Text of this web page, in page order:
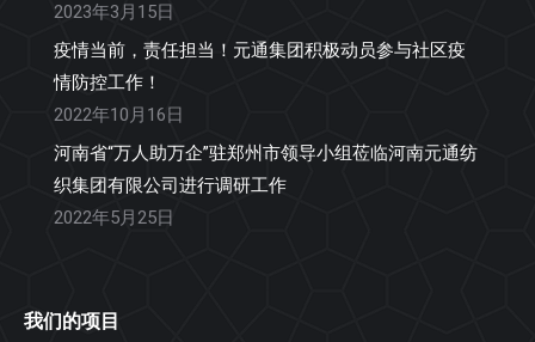
2023年3月15日
疫情当前，责任担当！元通集团积极动员参与社区疫
情防控工作！
2022年10月16日
河南省“万人助万企”驻郑州市领导小组莅临河南元通纺
织集团有限公司进行调研工作
2022年5月25日
我们的项目